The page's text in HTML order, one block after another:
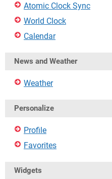
Atomic Clock Sync
World Clock
Calendar
News and Weather
Weather
Personalize
Profile
Favorites
Widgets